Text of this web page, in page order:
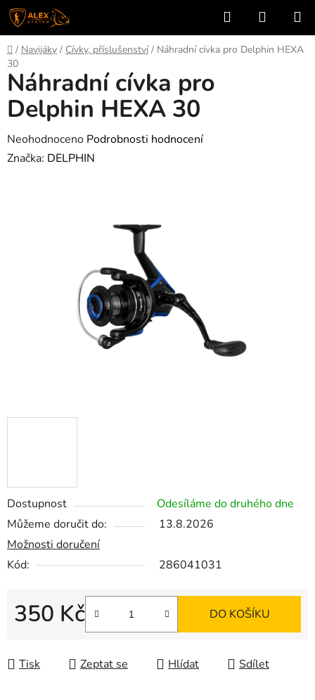
Přejít
na
obsah
Hledat
KOŠÍK
Domů
/ Navijáky / Cívky, příslušenství / Náhradní cívka pro Delphin HEXA
30
Dostupnost
Odesíláme do druhého dne
Můžeme doručit do:
13.8.2026
Možnosti doručení
Kód:
286041031
350 Kč DO KOŠÍKU
Tisk Zeptat se Hlídat Sdílet
Náhradní cívka pro
Delphin HEXA 30
Průměrné
hodnocení
Neohodnoceno Podrobnosti hodnocení
Značka: DELPHIN